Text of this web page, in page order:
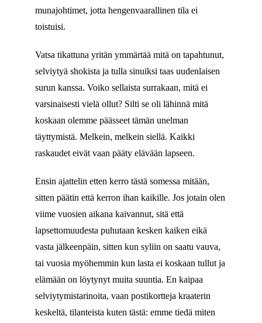
munajohtimet, jotta hengenvaarallinen tila ei
toistuisi.
Vatsa tikattuna yritän ymmärtää mitä on tapahtunut,
selviytyä shokista ja tulla sinuiksi taas uudenlaisen
surun kanssa. Voiko sellaista surrakaan, mitä ei
varsinaisesti vielä ollut? Silti se oli lähinnä mitä
koskaan olemme päässeet tämän unelman
täyttymistä. Melkein, melkein siellä. Kaikki
raskaudet eivät vaan pääty elävään lapseen.
Ensin ajattelin etten kerro tästä somessa mitään,
sitten päätin että kerron ihan kaikille. Jos jotain olen
viime vuosien aikana kaivannut, sitä että
lapsettomuudesta puhutaan kesken kaiken eikä
vasta jälkeenpäin, sitten kun syliin on saatu vauva,
tai vuosia myöhemmin kun lasta ei koskaan tullut ja
elämään on löytynyt muita suuntia. En kaipaa
selviytymistarinoita, vaan postikortteja kraaterin
keskeltä, tilanteista kuten tästä: emme tiedä miten